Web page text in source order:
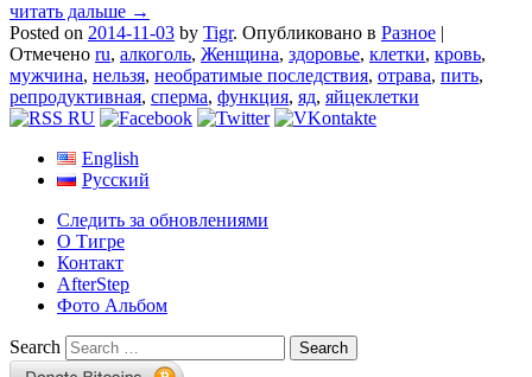
читать дальше →
Posted on 2014-11-03 by Tigr. Опубликовано в Разное |
Отмечено ru, алкоголь, Женщина, здоровье, клетки, кровь,
мужчина, нельзя, необратимые последствия, отрава, пить,
репродуктивная, сперма, функция, яд, яйцеклетки
English
Русский
Следить за обновлениями
О Тигре
Контакт
AfterStep
Фото Альбом
Search